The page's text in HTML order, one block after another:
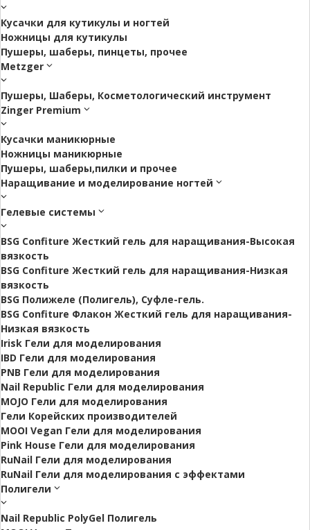
Кусачки для кутикулы и ногтей
Ножницы для кутикулы
Пушеры, шаберы, пинцеты, прочее
Metzger
Пушеры, Шаберы, Косметологический инструмент
Zinger Premium
Кусачки маникюрные
Ножницы маникюрные
Пушеры, шаберы,пилки и прочее
Наращивание и моделирование ногтей
Гелевые системы
BSG Confiture Жесткий гель для наращивания-Высокая
вязкость
BSG Confiture Жесткий гель для наращивания-Низкая
вязкость
BSG Полижеле (Полигель), Суфле-гель.
BSG Confiture Флакон Жесткий гель для наращивания-
Низкая вязкость
Irisk Гели для моделирования
IBD Гели для моделирования
PNB Гели для моделирования
Nail Republic Гели для моделирования
MOJO Гели для моделирования
Гели Корейских производителей
MOOI Vegan Гели для моделирования
Pink House Гели для моделирования
RuNail Гели для моделирования
RuNail Гели для моделирования с эффектами
Полигели
Nail Republic PolyGel Полигель